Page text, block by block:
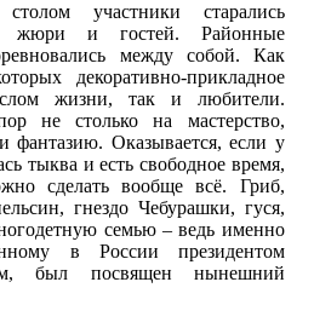
участники старались
жюри и гостей. Районные
между собой. Как
декоративно-прикладное
жизни, так и любители.
не столько на мастерство,
фантазию. Оказывается, если у
тыква и есть свободное время,
сделать вообще всё. Гриб,
гнездо Чебурашки, гуся,
семью – ведь именно
в России президентом
был посвящен нынешний